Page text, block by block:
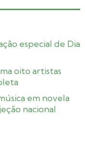
especial de Dia
oito artistas
em novela
nacional